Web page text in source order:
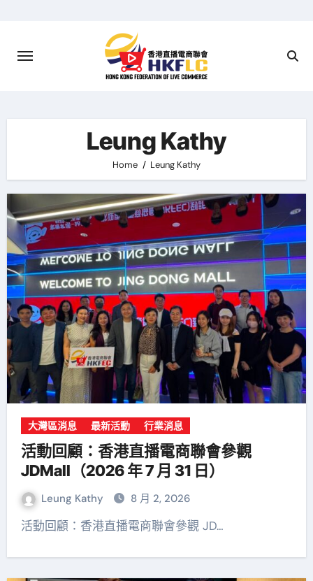
content
Leung Kathy
Home Leung Kathy
大灣區消息 最新活動 行業消息
活動回顧：香港直播電商聯會參觀
JDMall（2026 年 7 月 31 日）
Leung Kathy 8 月 2, 2026
活動回顧：香港直播電商聯會參觀 JD…